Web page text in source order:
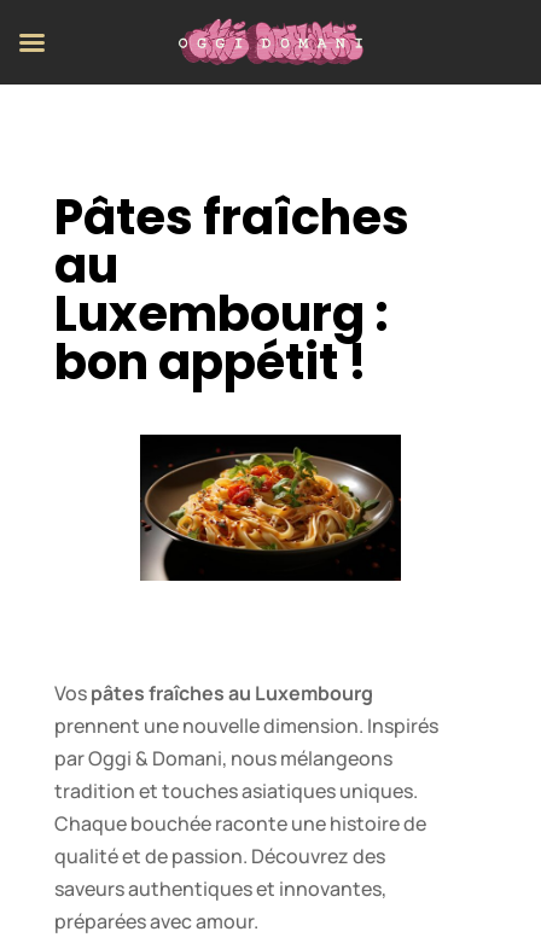
Pâtes fraîches
au
Luxembourg :
bon appétit !
Vospâtes fraîches au Luxembourg
prennent une nouvelle dimension. Inspirés
par Oggi & Domani, nous mélangeons
tradition et touches asiatiques uniques.
Chaque bouchée raconte une histoire de
qualité et de passion. Découvrez des
saveurs authentiques et innovantes,
préparées avec amour.